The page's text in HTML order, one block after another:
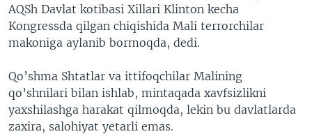
AQSh Davlat kotibasi Xillari Klinton kecha
Kongressda qilgan chiqishida Mali terrorchilar
makoniga aylanib bormoqda, dedi.
Qo’shma Shtatlar va ittifoqchilar Malining
qo’shnilari bilan ishlab, mintaqada xavfsizlikni
yaxshilashga harakat qilmoqda, lekin bu davlatlarda
zaxira, salohiyat yetarli emas.